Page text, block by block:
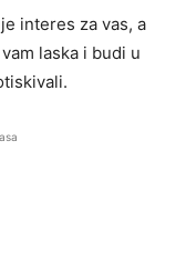
interes za vas, a
laska i budi u